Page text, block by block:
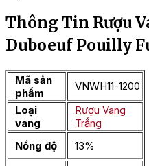
Thông Tin Rượu
Duboeuf Pouilly
Mã sản
phẩm
VNWH11-1200
Loại
vang
Rượu Vang
Trắng
Nồng độ
13%